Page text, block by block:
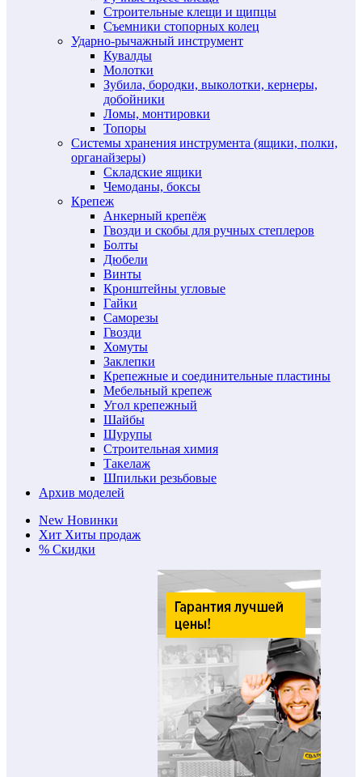
Строительные клещи и щипцы
Съемники стопорных колец
Ударно-рычажный инструмент
Кувалды
Молотки
Зубила, бородки, выколотки, кернеры,
добойники
Ломы, монтировки
Топоры
Системы хранения инструмента (ящики, полки,
органайзеры)
Складские ящики
Чемоданы, боксы
Крепеж
Анкерный крепёж
Гвозди и скобы для ручных степлеров
Болты
Дюбели
Винты
Кронштейны угловые
Гайки
Саморезы
Гвозди
Хомуты
Заклепки
Крепежные и соединительные пластины
Мебельный крепеж
Угол крепежный
Шайбы
Шурупы
Строительная химия
Такелаж
Шпильки резьбовые
Архив моделей
New Новинки
Хит Хиты продаж
% Скидки